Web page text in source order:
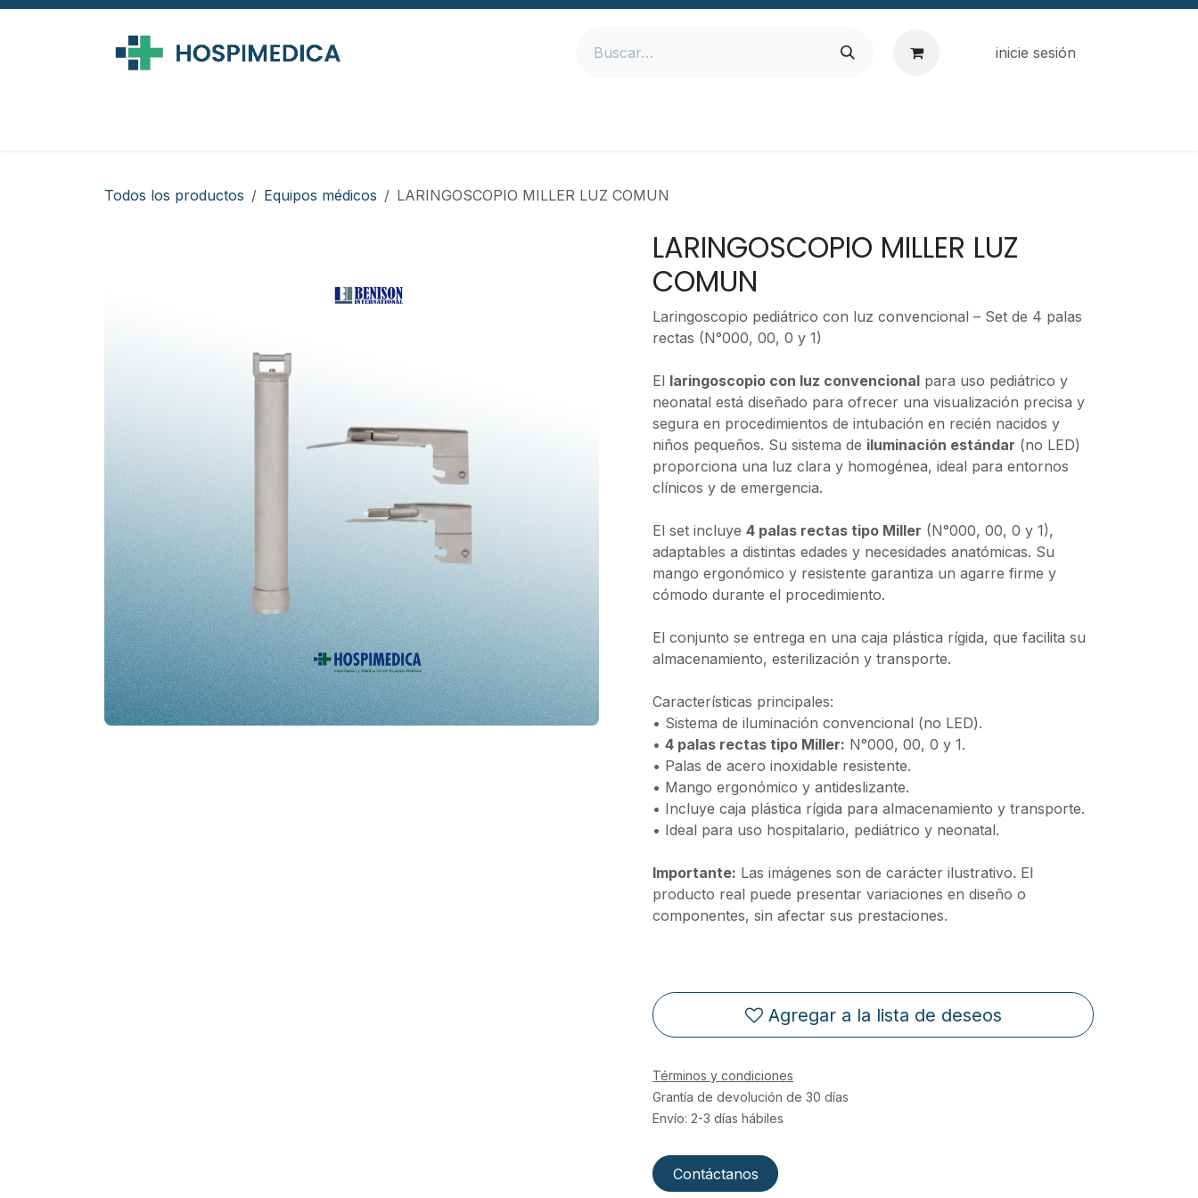
Ir al contenido
inicie sesión
Todos los productos Equipos médicos LARINGOSCOPIO MILLER LUZ COMUN
LARINGOSCOPIO MILLER LUZ
COMUN
Laringoscopio pediátrico con luz convencional – Set de 4 palas
rectas (N°000, 00, 0 y 1)
El laringoscopio con luz convencional para uso pediátrico y
neonatal está diseñado para ofrecer una visualización precisa y
segura en procedimientos de intubación en recién nacidos y
niños pequeños. Su sistema de iluminación estándar (no LED)
proporciona una luz clara y homogénea, ideal para entornos
clínicos y de emergencia.
El set incluye 4 palas rectas tipo Miller (N°000, 00, 0 y 1),
adaptables a distintas edades y necesidades anatómicas. Su
mango ergonómico y resistente garantiza un agarre firme y
cómodo durante el procedimiento.
El conjunto se entrega en una caja plástica rígida, que facilita su
almacenamiento, esterilización y transporte.
Características principales:
• Sistema de iluminación convencional (no LED).
• 4 palas rectas tipo Miller: N°000, 00, 0 y 1.
• Palas de acero inoxidable resistente.
• Mango ergonómico y antideslizante.
• Incluye caja plástica rígida para almacenamiento y transporte.
• Ideal para uso hospitalario, pediátrico y neonatal.
Importante: Las imágenes son de carácter ilustrativo. El
producto real puede presentar variaciones en diseño o
componentes, sin afectar sus prestaciones.
Agregar a la lista de deseos
Términos y condiciones
Grantía de devolución de 30 días
Envío: 2-3 días hábiles
Contáctanos